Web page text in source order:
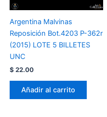
Argentina Malvinas
Reposición Bot.4203 P-362r
(2015) LOTE 5 BILLETES
UNC
$ 22.00
Añadir al carrito